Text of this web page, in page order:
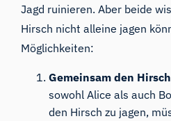
Jagd ruinieren. Aber beide
Hirsch nicht alleine jagen
Möglichkeiten:
Gemeinsam den
sowohl Alice als auch
den Hirsch zu jagen,